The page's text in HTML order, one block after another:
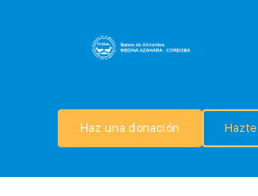
QUIÉNES SOMOS
Haz una donación